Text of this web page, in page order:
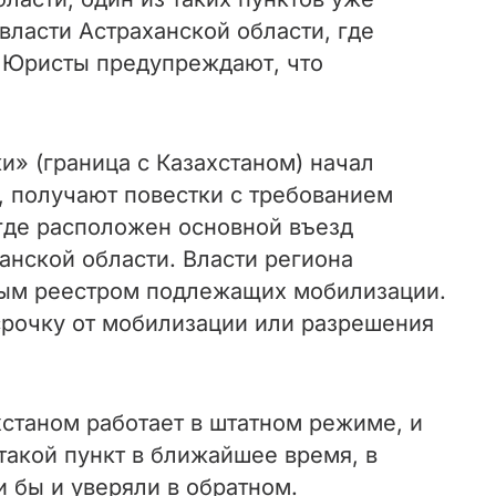
Астраханской области, где
предупреждают, что
(граница с Казахстаном) начал
получают повестки с требованием
расположен основной въезд
области. Власти региона
реестром подлежащих мобилизации.
от мобилизации или разрешения
работает в штатном режиме, и
пункт в ближайшее время, в
бы и уверяли в обратном.